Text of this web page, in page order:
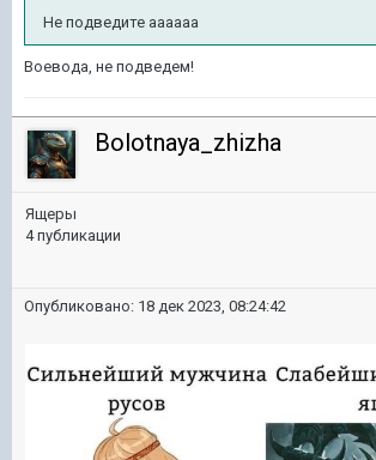
Не подведите аааааа
Воевода, не подведем!
Bolotnaya_zhizha
Ящеры
4 публикации
Опубликовано: 18 дек 2023, 08:24:42